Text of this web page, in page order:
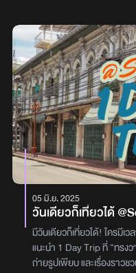
เมืองชายฝั่งสุดชิค2.
พร็อพสุดชิคอย่างเซิร์ฟบอ
ทุกมุม พร้อมที่นั่งชิลล์ติดริม
เวลา : เปิดทุกวัน
ร้านอาหารริมทะเลที่เสิร์ฟ
แล้วต้องลองคือ ปลากะพง
น.4. SHALOBAคาเฟ่ที่มาใ
สายถ่ายภาพและคอกาแฟแ
ที่ทั้งอร่อยและสวย พร้อมวิว
18:00 น.5. PATTAYA
งานไฟกลางแจ้งที่เต็มไปด้ว
เดินเล่น ถ่ายรูป และดื่มด่ำ
พัทยาปี 2025 นี้คือไม่ธรรม
สายปาร์ตี้ ก็มีครบหมด ใคร
ต้องรีบจัดทริปแล้วล่ะ!ผู้เ
05 มิ.ย. 2025
วันเดียวก็เที่ยวได้
มีวันเดียวก็เที่ยวได้! ใครมีเ
แนะนำ 1 Day Trip ที่ “ทรง
ถ่ายรูปเพียบ และเรื่องราวช